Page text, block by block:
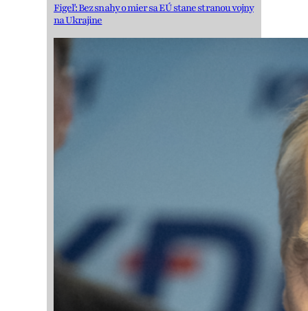
Figeľ: Bez snahy o mier sa EÚ stane stranou vojny
na Ukrajine